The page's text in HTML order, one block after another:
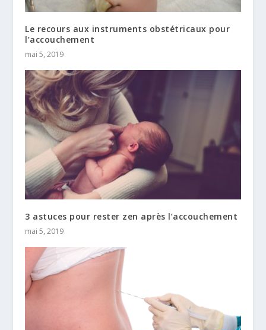
Le recours aux instruments obstétricaux pour
l’accouchement
mai 5, 2019
3 astuces pour rester zen après l’accouchement
mai 5, 2019